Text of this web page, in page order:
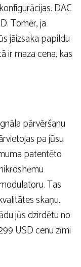
DAC
Tomēr, ja
jāizsaka papildu
ir maza cena, kas
pārvēršanu
pa jūsu
patentēto
Tas
skaņu.
jūs dzirdētu no
USD cenu zīmi